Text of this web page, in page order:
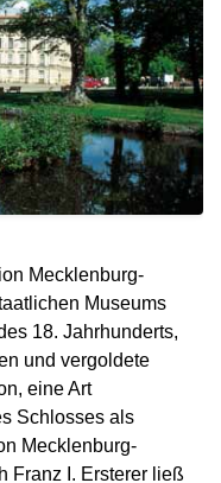
Mecklenburg-
Museums
18. Jahrhunderts,
und vergoldete
eine Art
Schlosses als
Mecklenburg-
Franz I. Ersterer ließ